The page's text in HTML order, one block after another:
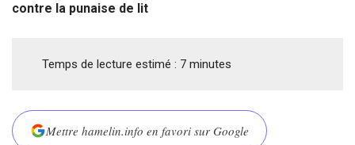
contre la punaise de lit
Temps de lecture estimé : 7 minutes
Mettre hamelin.info en favori sur Google